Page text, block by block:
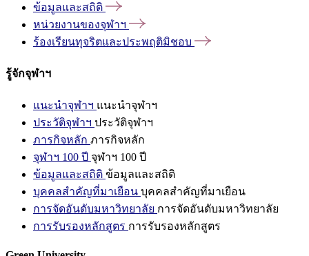
ข้อมูลและสถิติ
หน่วยงานของจุฬาฯ
ร้องเรียนทุจริตและประพฤติมิชอบ
รู้จักจุฬาฯ
แนะนำจุฬาฯ แนะนำจุฬาฯ
ประวัติจุฬาฯ ประวัติจุฬาฯ
ภารกิจหลัก ภารกิจหลัก
จุฬาฯ 100 ปี จุฬาฯ 100 ปี
ข้อมูลและสถิติ ข้อมูลและสถิติ
บุคคลสำคัญที่มาเยือน บุคคลสำคัญที่มาเยือน
การจัดอันดับมหาวิทยาลัย การจัดอันดับมหาวิทยาลัย
การรับรองหลักสูตร การรับรองหลักสูตร